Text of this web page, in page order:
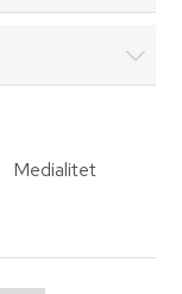
Medialitet